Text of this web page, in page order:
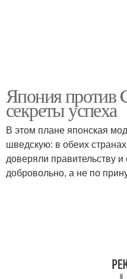
Япония против
секреты успеха
В этом плане японская
шведскую: в обеих
доверяли правительству
добровольно, а не по